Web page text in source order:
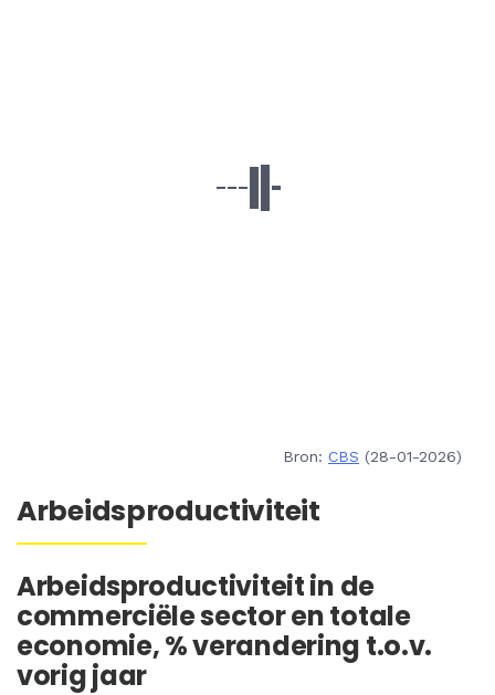
Bron: CBS (28-01-2026)
Arbeidsproductiviteit
Arbeidsproductiviteit in de
commerciële sector en totale
economie, % verandering t.o.v.
vorig jaar